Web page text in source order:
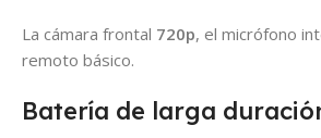
La cámara frontal 720p, el micrófono
remoto básico.
Batería de larga